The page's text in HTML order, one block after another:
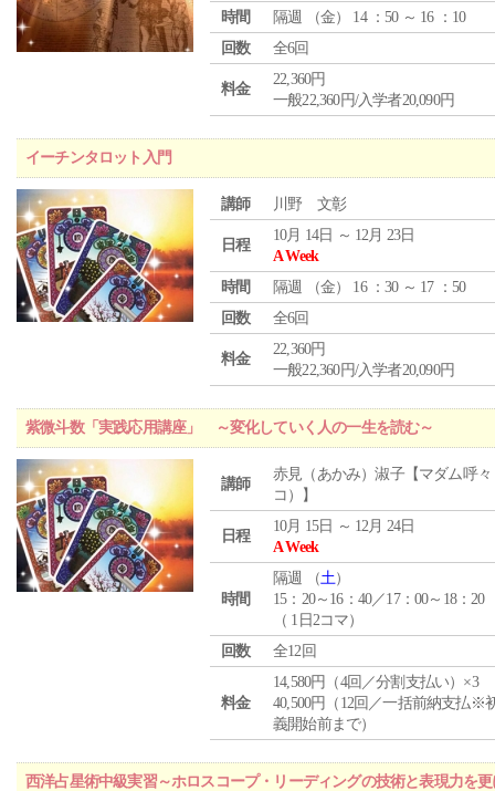
時間
隔週 （金） 14 ：50 ～ 16 ：10
回数
全6回
料金
22,360円
一般22,360円/入学者20,090円
イーチンタロット入門
講師 川野 文彰
日程
10月 14日 ～ 12月 23日
A Week
時間
隔週 （金） 16 ：30 ～ 17 ：50
回数
全6回
料金
22,360円
一般22,360円/入学者20,090円
紫微斗数「実践応用講座」 ～変化していく人の一生を読む～
講師
赤見（あかみ）淑子【マダム呼々
コ）】
日程
10月 15日 ～ 12月 24日
A Week
時間
隔週 （土）
15：20～16：40／17：00～18：20
（ 1日2コマ）
回数
全12回
料金
14,580円（4回／分割支払い）×3
40,500円（12回／一括前納支払※
義開始前まで）
西洋占星術中級実習～ホロスコープ・リーディングの技術と表現力を